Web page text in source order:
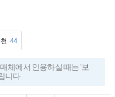
44
체에서 인용하실 때는 '보
니다